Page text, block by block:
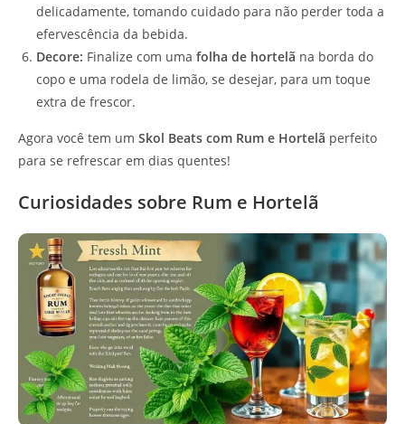
delicadamente, tomando cuidado para não perder toda a
efervescência da bebida.
Decore: Finalize com uma folha de hortelã na borda do
copo e uma rodela de limão, se desejar, para um toque
extra de frescor.
Agora você tem um Skol Beats com Rum e Hortelã perfeito
para se refrescar em dias quentes!
Curiosidades sobre Rum e Hortelã